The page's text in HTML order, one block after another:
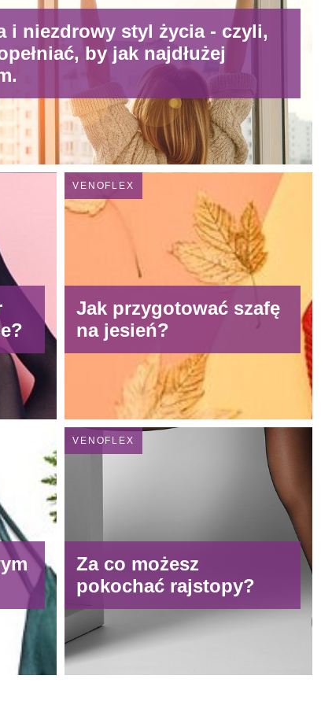
i niezdrowy styl życia - czyli,
by jak najdłużej
VENOFLEX
Jak przygotować szafę
na jesień?
VENOFLEX
Za co możesz
pokochać rajstopy?